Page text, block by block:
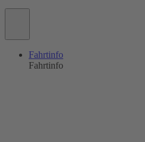
Fahrtinfo
Fahrtinfo